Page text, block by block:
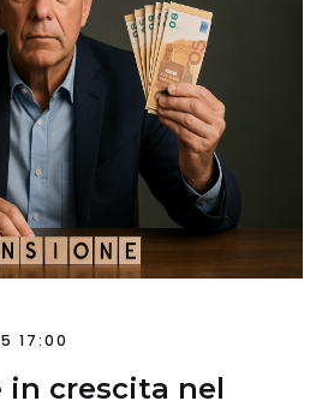
17:00
in crescita nel